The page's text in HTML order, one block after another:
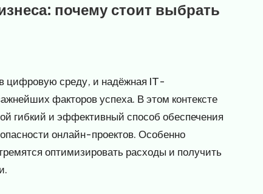
почему стоит выбрать
цифровую среду, и надёжная IT-
факторов успеха. В этом контексте
гибкий и эффективный способ обеспечения
онлайн-проектов. Особенно
оптимизировать расходы и получить